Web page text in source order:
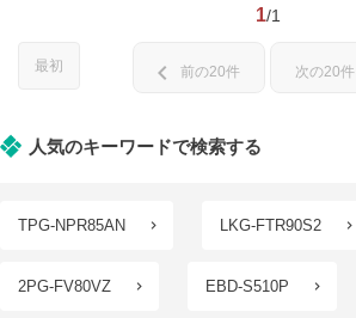
1/1
最初 chevron_left 前の20件 次の20件
人気のキーワードで検索する
TPG-NPR85AN LKG-FTR90S2
2PG-FV80VZ EBD-S510P